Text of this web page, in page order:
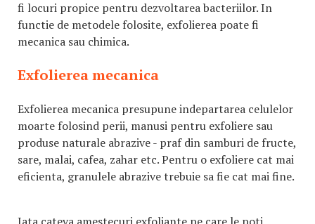
fi locuri propice pentru dezvoltarea bacteriilor. In
functie de metodele folosite, exfolierea poate fi
mecanica sau chimica.
Exfolierea mecanica
Exfolierea mecanica presupune indepartarea celulelor
moarte folosind perii, manusi pentru exfoliere sau
produse naturale abrazive - praf din samburi de fructe,
sare, malai, cafea, zahar etc. Pentru o exfoliere cat mai
eficienta, granulele abrazive trebuie sa fie cat mai fine.